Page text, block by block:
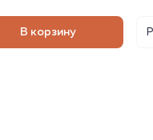
В корзину